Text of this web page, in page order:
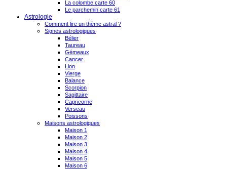
La colombe carte 60
Le parchemin carte 61
Astrologie
Comment lire un thème astral ?
Signes astrologiques
Bélier
Taureau
Gémeaux
Cancer
Lion
Vierge
Balance
Scorpion
Sagittaire
Capricorne
Verseau
Poissons
Maisons astrologiques
Maison 1
Maison 2
Maison 3
Maison 4
Maison 5
Maison 6